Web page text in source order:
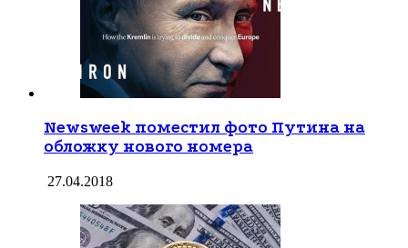
Newsweek поместил фото Путина на
обложку нового номера
27.04.2018